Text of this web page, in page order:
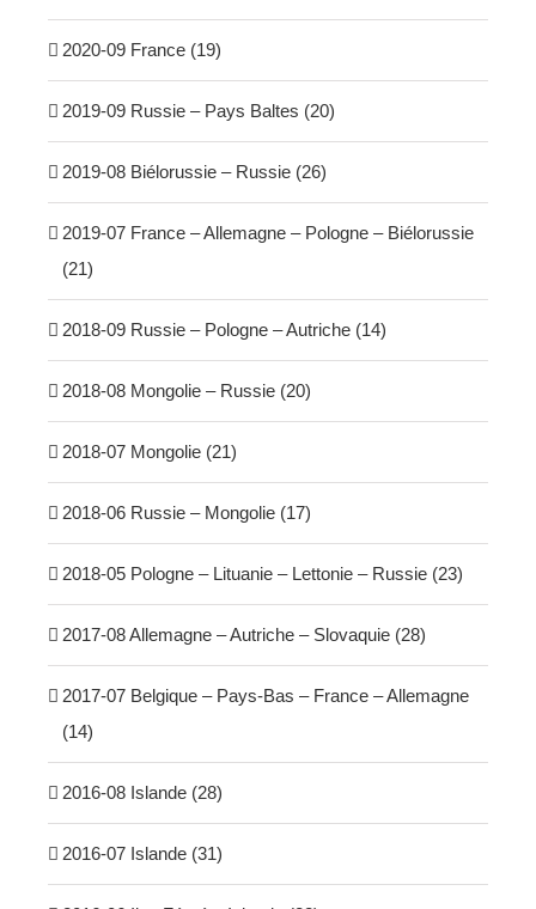
2020-09 France (19)
2019-09 Russie – Pays Baltes (20)
2019-08 Biélorussie – Russie (26)
2019-07 France – Allemagne – Pologne – Biélorussie
(21)
2018-09 Russie – Pologne – Autriche (14)
2018-08 Mongolie – Russie (20)
2018-07 Mongolie (21)
2018-06 Russie – Mongolie (17)
2018-05 Pologne – Lituanie – Lettonie – Russie (23)
2017-08 Allemagne – Autriche – Slovaquie (28)
2017-07 Belgique – Pays-Bas – France – Allemagne
(14)
2016-08 Islande (28)
2016-07 Islande (31)